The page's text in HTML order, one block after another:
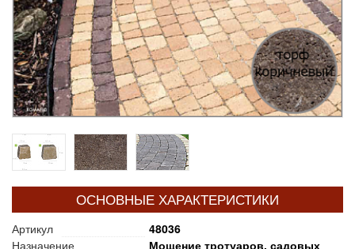
ОСНОВНЫЕ ХАРАКТЕРИСТИКИ
Артикул
48036
Назначение
Мощение тротуаров, садовых